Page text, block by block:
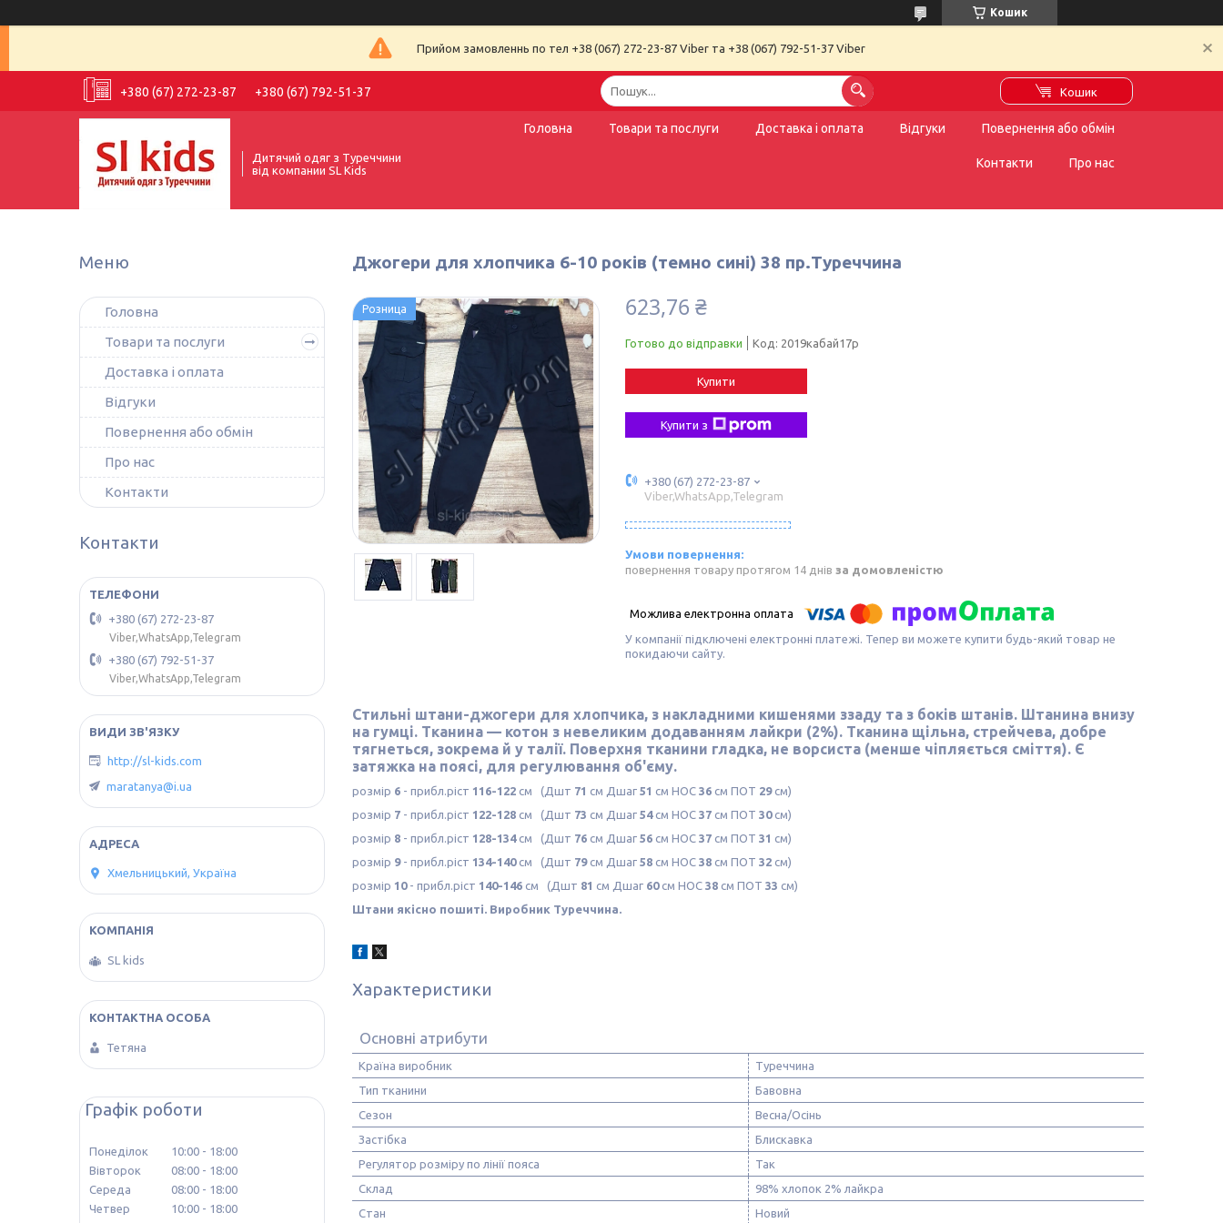
Кошик
Прийом замовленнь по тел +38 (067) 272-23-87 Viber та +38 (067) 792-51-37 Viber
+380 (67) 272-23-87 +380 (67) 792-51-37 Кошик
Дитячий одяг з Туреччини
від компании SL Kids
Головна Товари та послуги Доставка і оплата Відгуки Повернення або обмін
Контакти Про нас
Джогери для хлопчика 6-10 років (темно сині) 38 пр.Туреччина
Розница 623,76 ₴
Готово до відправки Код: 2019кабай17р
Купити
Купити з
+380 (67) 272-23-87
Viber,WhatsApp,Telegram
повернення товару протягом 14 днів за домовленістю
У компанії підключені електронні платежі. Тепер ви можете купити будь-який товар не
покидаючи сайту.
Стильні штани-джогери для хлопчика, з накладними кишенями ззаду та з боків штанів. Штанина внизу
на гумці. Тканина — котон з невеликим додаванням лайкри (2%). Тканина щільна, стрейчева, добре
тягнеться, зокрема й у талії. Поверхня тканини гладка, не ворсиста (менше чіпляється сміття). Є
затяжка на поясі, для регулювання об'єму.
розмір 6 - прибл.ріст 116-122 см (Дшт 71 см Дшаг 51 см НОС 36 см ПОТ 29см)
розмір 7 - прибл.ріст 122-128 см (Дшт 73 см Дшаг 54см НОС 37 см ПОТ 30 см)
розмір 8 - прибл.ріст 128-134см (Дшт 76 см Дшаг 56 см НОС 37 см ПОТ 31 см)
розмір 9- прибл.ріст 134-140см (Дшт 79см Дшаг 58 см НОС 38 см ПОТ 32 см)
розмір 10- прибл.ріст 140-146 см (Дшт 81 см Дшаг 60см НОС 38 см ПОТ 33 см)
Штани якісно пошиті. Виробник Туреччина.
Характеристики
Основні атрибути
Країна виробник
Туреччина
Тип тканини
Бавовна
Сезон
Весна/Осінь
Застібка
Блискавка
Регулятор розміру по лінії пояса
Так
Склад
98% хлопок 2% лайкра
Стан
Новий
Головна
Товари та послуги
Доставка і оплата
Відгуки
Повернення або обмін
Про нас
Контакти
Контакти
+380 (67) 272-23-87
Viber,WhatsApp,Telegram
+380 (67) 792-51-37
Viber,WhatsApp,Telegram
http://sl-kids.com
maratanya@i.ua
Хмельницький, Україна
SL kids
Тетяна
Графік роботи
Понеділок 10:00
18:00
Вівторок
08:00
18:00
Середа
08:00
18:00
Четвер
10:00
18:00